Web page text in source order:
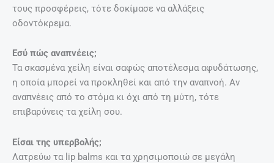
τους προσφέρεις, τότε δοκίμασε να αλλάξεις
οδοντόκρεμα.
Εσύ πώς αναπνέεις;
Τα σκασμένα χείλη είναι σαφώς αποτέλεσμα αφυδάτωσης,
η οποία μπορεί να προκληθεί και από την αναπνοή. Αν
αναπνέεις από το στόμα κι όχι από τη μύτη, τότε
επιβαρύνεις τα χείλη σου.
Είσαι της υπερβολής;
Λατρεύω τα lip balms και τα χρησιμοποιώ σε μεγάλη